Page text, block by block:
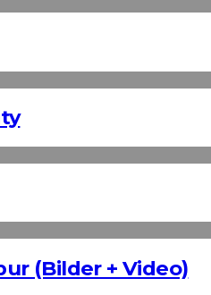
(Bilder + Video)